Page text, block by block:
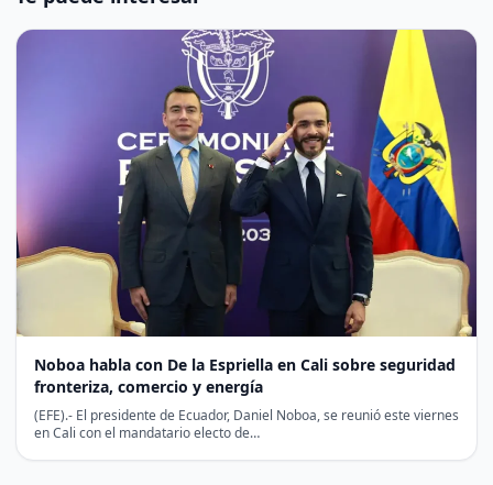
Noboa habla con De la Espriella en Cali sobre seguridad
fronteriza, comercio y energía
(EFE).- El presidente de Ecuador, Daniel Noboa, se reunió este viernes
en Cali con el mandatario electo de…